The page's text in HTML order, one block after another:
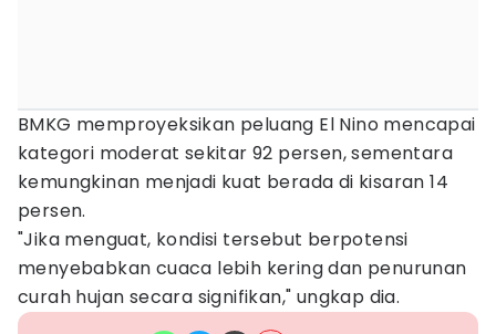
BMKG memproyeksikan peluang El Nino mencapai
kategori moderat sekitar 92 persen, sementara
kemungkinan menjadi kuat berada di kisaran 14
persen.
"Jika menguat, kondisi tersebut berpotensi
menyebabkan cuaca lebih kering dan penurunan
curah hujan secara signifikan," ungkap dia.